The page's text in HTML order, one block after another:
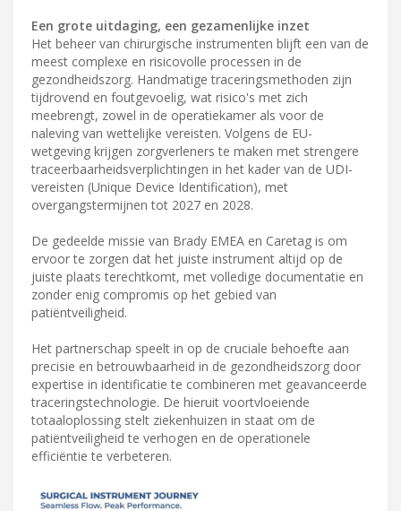
Een grote uitdaging, een gezamenlijke inzet
Het beheer van chirurgische instrumenten blijft een van de
meest complexe en risicovolle processen in de
gezondheidszorg. Handmatige traceringsmethoden zijn
tijdrovend en foutgevoelig, wat risico's met zich
meebrengt, zowel in de operatiekamer als voor de
naleving van wettelijke vereisten. Volgens de EU-
wetgeving krijgen zorgverleners te maken met strengere
traceerbaarheidsverplichtingen in het kader van de UDI-
vereisten (Unique Device Identification), met
overgangstermijnen tot 2027 en 2028.
De gedeelde missie van Brady EMEA en Caretag is om
ervoor te zorgen dat het juiste instrument altijd op de
juiste plaats terechtkomt, met volledige documentatie en
zonder enig compromis op het gebied van
patiëntveiligheid.
Het partnerschap speelt in op de cruciale behoefte aan
precisie en betrouwbaarheid in de gezondheidszorg door
expertise in identificatie te combineren met geavanceerde
traceringstechnologie. De hieruit voortvloeiende
totaaloplossing stelt ziekenhuizen in staat om de
patiëntveiligheid te verhogen en de operationele
efficiëntie te verbeteren.